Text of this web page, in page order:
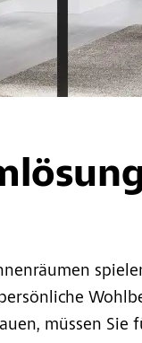
müssen Sie